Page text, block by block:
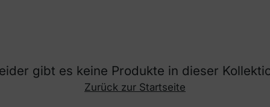
gibt es keine Produkte in dieser
Zurück zur Startseite